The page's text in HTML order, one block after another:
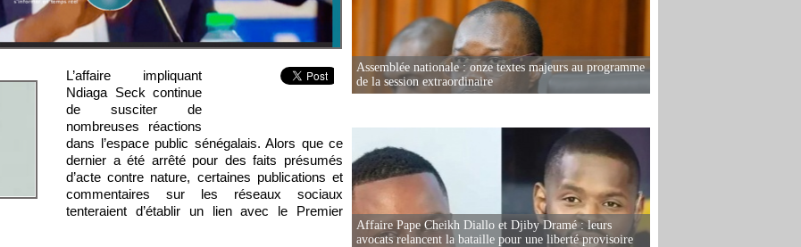
L’affaire impliquant
Ndiaga Seck continue
de susciter de
nombreuses réactions
dans l’espace public sénégalais. Alors que ce
dernier a été arrêté pour des faits présumés
d’acte contre nature, certaines publications et
commentaires sur les réseaux sociaux
tenteraient d’établir un lien avec le Premier
Assemblée nationale : onze textes majeurs au programme
de la session extraordinaire
Affaire Pape Cheikh Diallo et Djiby Dramé : leurs
avocats relancent la bataille pour une liberté provisoire